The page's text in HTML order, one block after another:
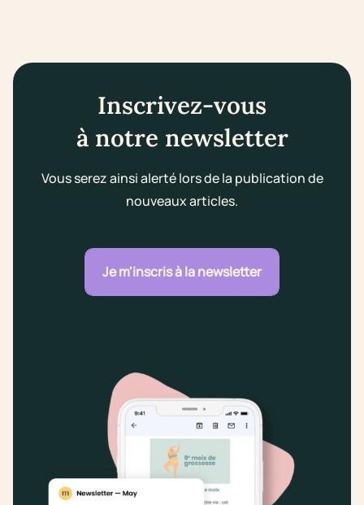
Inscrivez-vous
à notre newsletter
Vous serez ainsi alerté lors de la publication de
nouveaux articles.
Je m'inscris à la newsletter